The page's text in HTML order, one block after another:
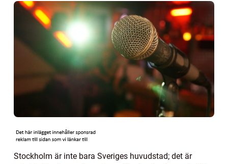
Stockholm är inte bara Sveriges huvudstad; det är